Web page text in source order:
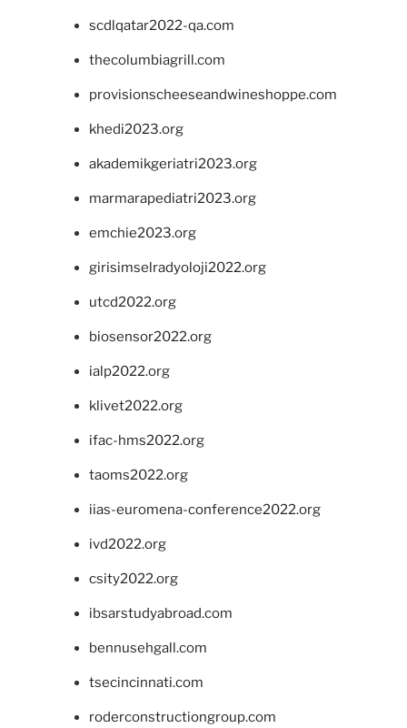
scdlqatar2022-qa.com
thecolumbiagrill.com
provisionscheeseandwineshoppe.com
khedi2023.org
akademikgeriatri2023.org
marmarapediatri2023.org
emchie2023.org
girisimselradyoloji2022.org
utcd2022.org
biosensor2022.org
ialp2022.org
klivet2022.org
ifac-hms2022.org
taoms2022.org
iias-euromena-conference2022.org
ivd2022.org
csity2022.org
ibsarstudyabroad.com
bennusehgall.com
tsecincinnati.com
roderconstructiongroup.com